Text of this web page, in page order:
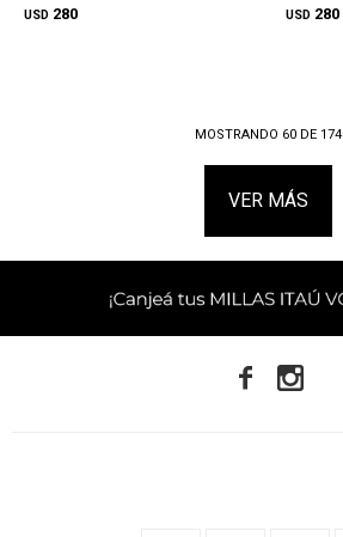
USD 280 USD 280
MOSTRANDO 60DE 174
VER MÁS
 